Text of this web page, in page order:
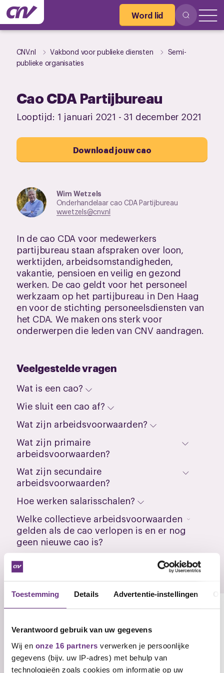
Toestemming Details Advertentie-instellingen
Verantwoord gebruik van uw gegevens
Wij en onze 16 partners verwerken je persoonlijke
gegevens (bijv. uw IP-adres) met behulp van
technologieën zoals cookies om informatie op uw
Word lid
CNV.nl Vakbond voor publieke diensten
Semi-
publieke organisaties
Cao CDA Partijbureau
Looptijd: 1 januari 2021 - 31 december 2021
Download jouw cao
Wim Wetzels
Onderhandelaar cao CDA Partijbureau
w.wetzels@cnv.nl
In de cao CDA voor medewerkers
partijbureau staan afspraken over loon,
werktijden, arbeidsomstandigheden,
vakantie, pensioen en veilig en gezond
werken. De cao geldt voor het personeel
werkzaam op het partijbureau in Den Haag
en voor de stichting personeelsdiensten van
het CDA. We maken ons sterk voor
onderwerpen die leden van CNV aandragen.
Veelgestelde vragen
Wat is een cao?
Wie sluit een cao af?
Wat zijn arbeidsvoorwaarden?
Wat zijn primaire
arbeidsvoorwaarden?
Wat zijn secundaire
arbeidsvoorwaarden?
Hoe werken salarisschalen?
Welke collectieve arbeidsvoorwaarden
gelden als de cao verlopen is en er nog
geen nieuwe cao is?
Contactpersonen
Partijbureau
E-mail